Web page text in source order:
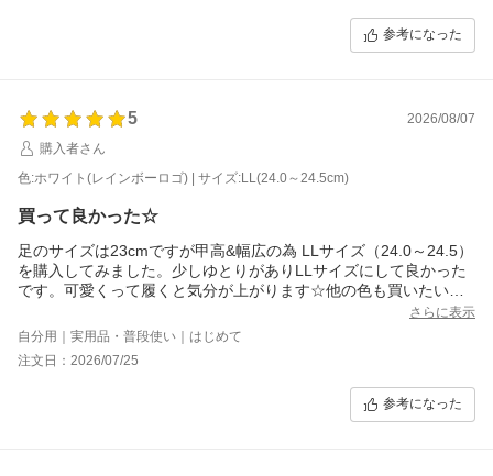
参考になった
5
2026/08/07
購入者さん
色:ホワイト(レインボーロゴ) | サイズ:LL(24.0～24.5cm)
買って良かった☆
足のサイズは23cmですが甲高&幅広の為 LLサイズ（24.0～24.5）
を購入してみました。少しゆとりがありLLサイズにして良かった
です。可愛くって履くと気分が上がります☆他の色も買いたいで
さらに表示
自分用｜実用品・普段使い｜はじめて
注文日：2026/07/25
参考になった